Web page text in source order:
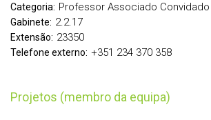
Categoria: Professor Associado Convidado
Gabinete: 2.2.17
Extensão: 23350
Telefone externo: +351 234 370 358
Projetos (membro da equipa)